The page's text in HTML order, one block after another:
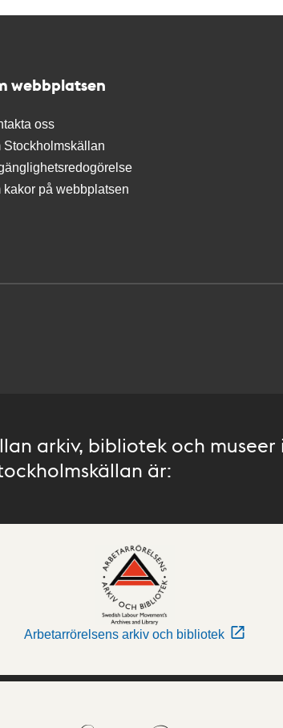
webbplatsen
oss
Stockholmskällan
kakor på webbplatsen
arkiv, bibliotek och museer i
är:
Arbetarrörelsens arkiv och bibliotek